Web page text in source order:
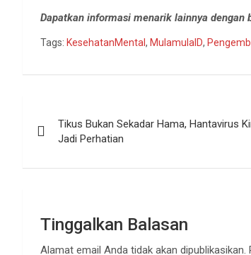
Dapatkan informasi menarik lainnya dengan
Tags: KesehatanMental, MulamulaID,
pos
Tikus Bukan Sekadar Hama, Hantavirus
Jadi Perhatian
Tinggalkan Balasan
Alamat email Anda tidak akan dipublikasikan.